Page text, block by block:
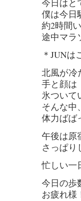
僕は今日
約2時間
途中マラ
＊JUNは
北風が冷
手と顔は
氷ついて
そんな中
体力ば
午後は原
さっぱり
忙しい一
今日の歩
お疲れ様